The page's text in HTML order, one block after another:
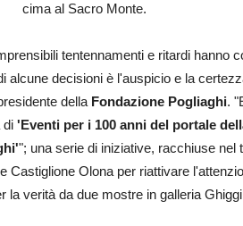
cima al Sacro Monte.
tentennamenti e ritardi hanno
alcune decisioni è l'auspicio e la
della Fondazione Pogliaghi.
di 'Eventi per i 100 anni del portale
"; una serie di iniziative, racchiuse nel
Castiglione Olona per riattivare
la verità da due mostre in galleria